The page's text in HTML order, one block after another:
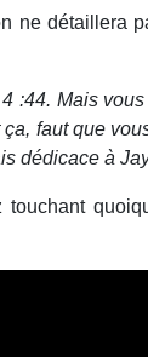
ne détaillera
:44. Mais
faut que
dédicace à Jay-